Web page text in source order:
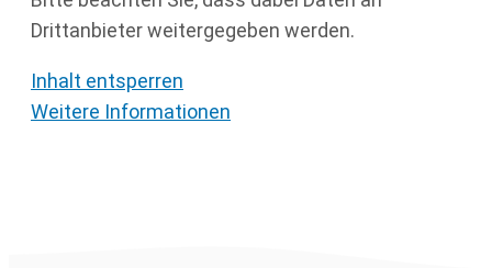
Drittanbieter weitergegeben werden.
Inhalt entsperren
Weitere Informationen